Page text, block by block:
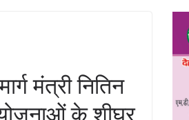
मंत्री नितिन
के शीघ्र